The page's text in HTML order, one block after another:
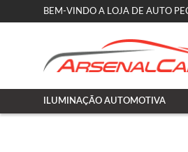
BEM-VINDO A LOJA DE AUTO
ILUMINAÇÃO AUTOMOTIVA